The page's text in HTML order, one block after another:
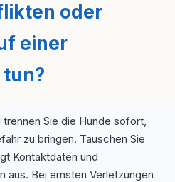
oder
einer
trennen Sie die Hunde sofort,
zu bringen. Tauschen Sie
Kontaktdaten und
aus. Bei ernsten Verletzungen